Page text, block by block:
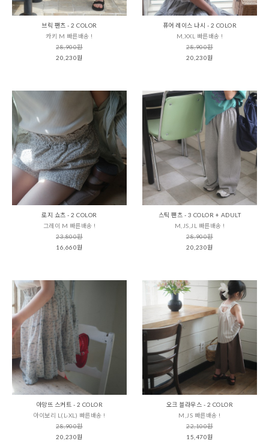
브릭 팬츠 - 2 COLOR
카키 M 빠른배송 !
28,900원
20,230원
퓨어 레이스 나시 - 2 COLOR
M,XXL 빠른배송 !
28,900원
20,230원
로지 쇼츠 - 2 COLOR
그레이 M 빠른배송 !
23,800원
16,660원
스틱 팬츠 - 3 COLOR + ADULT
M,JS,JL 빠른배송 !
28,900원
20,230원
아망뜨 스커트 - 2 COLOR
아이보리 L(L-XL) 빠른배송 !
28,900원
20,230원
오크 블라우스 - 2 COLOR
M,JS 빠른배송 !
22,100원
15,470원